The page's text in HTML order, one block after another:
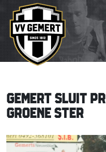
GEMERT SLUIT
GROENE STER